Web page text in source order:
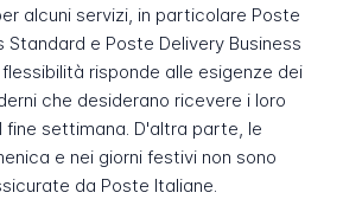
alcuni servizi, in particolare Poste
Standard e Poste Delivery Business
risponde alle esigenze dei
che desiderano ricevere i loro
fine settimana. D'altra parte, le
e nei giorni festivi non sono
da Poste Italiane.